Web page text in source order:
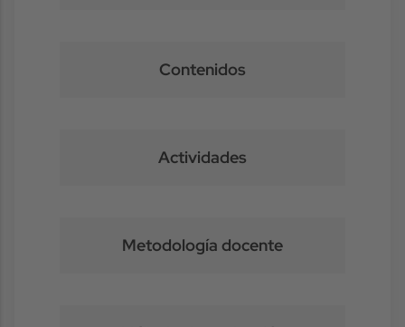
Contenidos
Actividades
Metodología docente